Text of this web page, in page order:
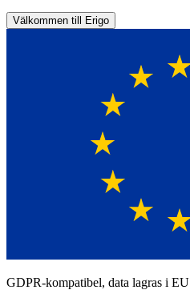
Välkommen till Erigo
GDPR-kompatibel, data lagras i EU